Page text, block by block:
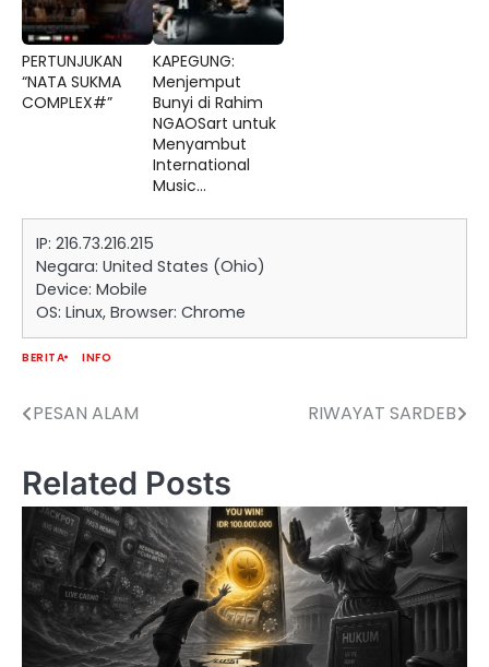
PERTUNJUKAN
“NATA SUKMA
COMPLEX#”
KAPEGUNG:
Menjemput
Bunyi di Rahim
NGAOSart untuk
Menyambut
International
Music...
IP: 216.73.216.215
Negara: United States (Ohio)
Device: Mobile
OS: Linux, Browser: Chrome
BERITA INFO
Navigasi
PESAN ALAM RIWAYAT SARDEB
Related Posts